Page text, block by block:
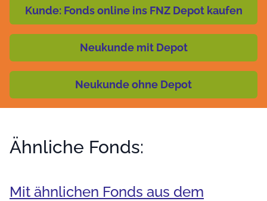
Kunde: Fonds online ins FNZ Depot kaufen
Neukunde mit Depot
Neukunde ohne Depot
Ähnliche Fonds:
Mit ähnlichen Fonds aus dem